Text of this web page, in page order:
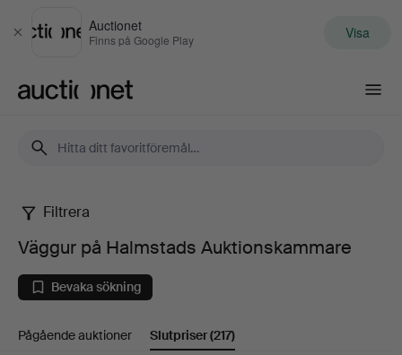
Stäng
Auctionet
Finns på Google Play Visa
Väggur
på
Halmstads
Filtrera
Väggur på Halmstads Auktionskammare
Bevaka sökning
Pågående auktioner Slutpriser(217)